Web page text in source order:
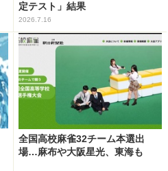
定テスト」結果
2026.7.16
全国高校麻雀32チーム本選出
場…麻布や大阪星光、東海も